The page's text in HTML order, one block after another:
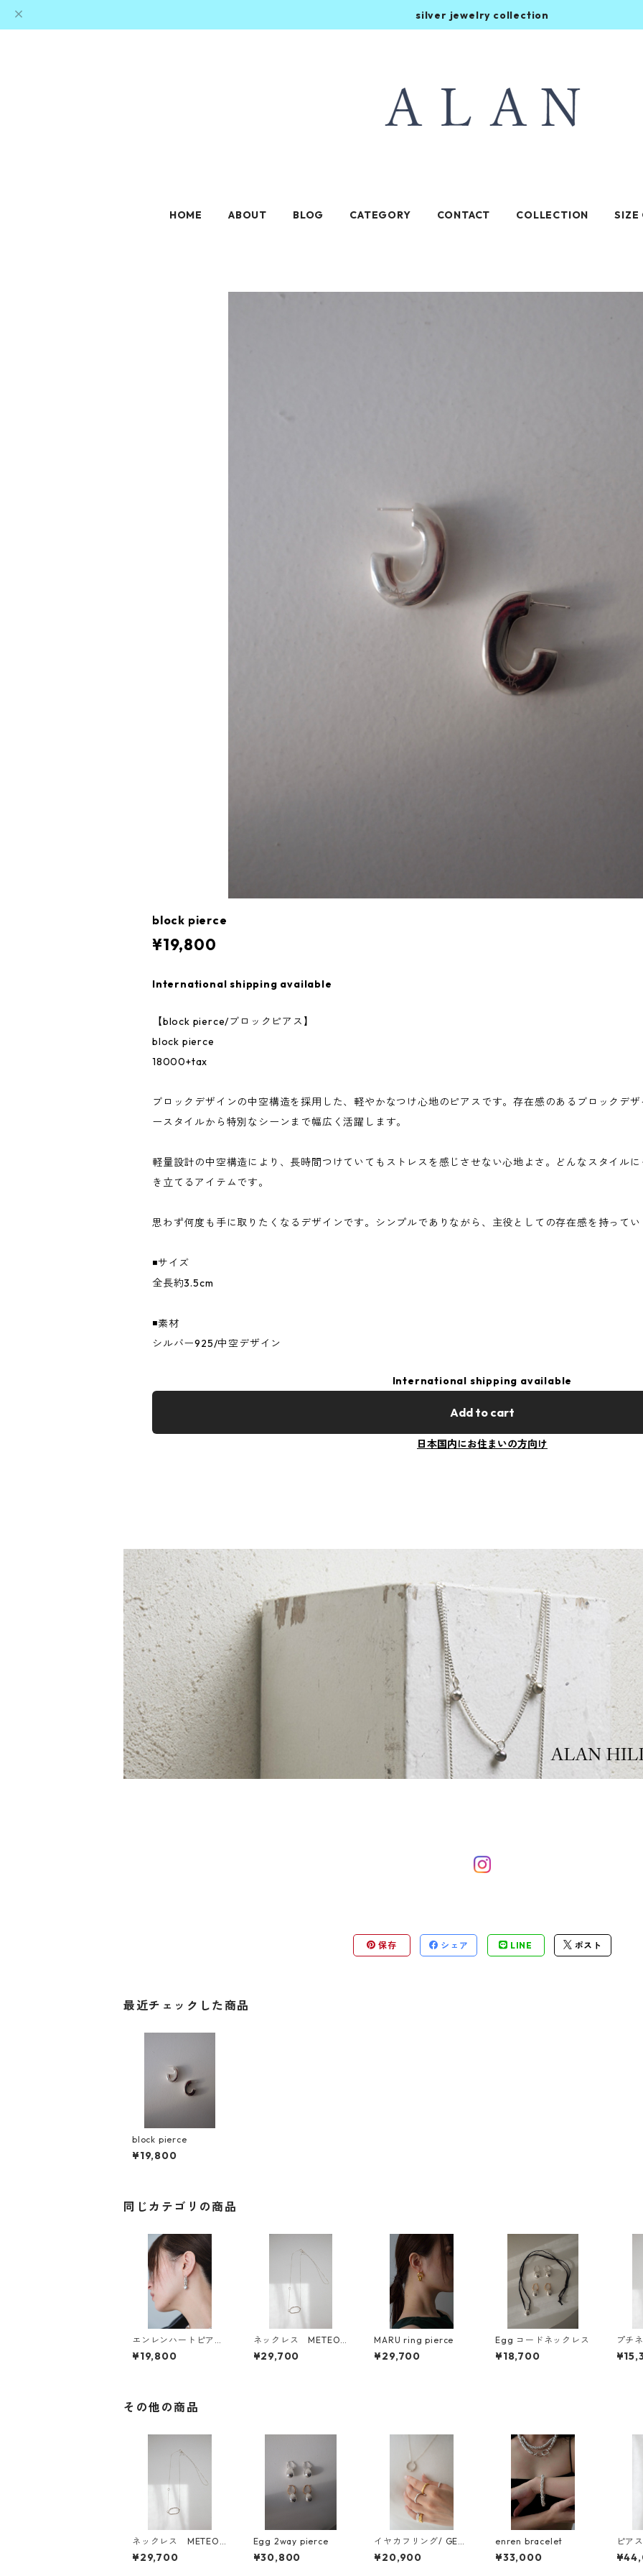
silver jewelry collection
HOME ABOUT BLOG CATEGORY CONTACT COLLECTION SIZE
block pierce
¥19,800
International shipping available
【block pierce/ブロックピアス】
block pierce
18000+tax
ブロックデザインの中空構造を採用した、軽やかなつけ心地のピアスです。存在感のあるブロックデ
ースタイルから特別なシーンまで幅広く活躍します。
軽量設計の中空構造により、長時間つけていてもストレスを感じさせない心地よさ。どんなスタイル
き立てるアイテムです。
思わず何度も手に取りたくなるデザインです。シンプルでありながら、主役としての存在感を持って
◾️サイズ
全長約3.5cm
◾️素材
シルバー925/中空デザイン
International shipping available
Add to cart
日本国内にお住まいの方向け
保存 シェア LINE ポスト
最近チェックした商品
block pierce
¥19,800
同じカテゴリの商品
エンレンハートピアス
&イヤリング
¥19,800
ネックレス METEO L
ONG NECKLACE
¥29,700
MARU ring pierce
¥29,700
Egg コードネックレス
¥18,700
プチ
ムー
tit
その他の商品
ネックレス METEO L
ONG NECKLACE
¥29,700
Egg 2way pierce
¥30,800
イヤカフリング/ GETS
UMEN mini
¥20,900
enren bracelet
¥33,000
ピア
E